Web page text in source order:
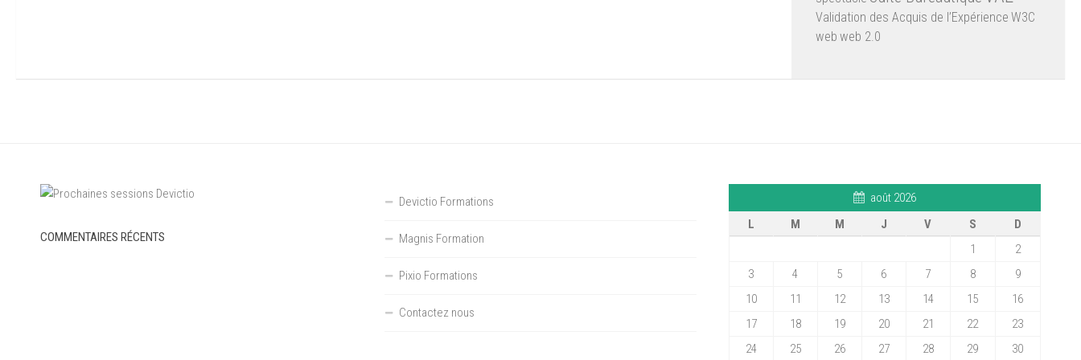
Validation des Acquis de l’Expérience W3C
web web 2.0
COMMENTAIRES RÉCENTS
Devictio Formations
Magnis Formation
Pixio Formations
Contactez nous
août 2026
L
M M J V S
D
1
2
3
4 5 6 7 8
9
10
11 12 13 14 15
16
17
18 19 20 21 22
23
24
25 26 27 28 29 30